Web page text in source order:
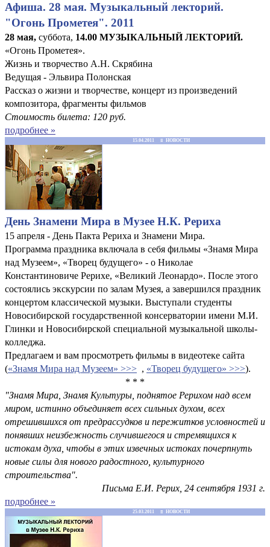
Афиша. 28 мая. Музыкальный лекторий.
"Огонь Прометея". 2011
28 мая, суббота, 14.00 МУЗЫКАЛЬНЫЙ ЛЕКТОРИЙ.
«Огонь Прометея».
Жизнь и творчество А.Н. Скрябина
Ведущая - Эльвира Полонская
Рассказ о жизни и творчестве, концерт из произведений
композитора, фрагменты фильмов
Стоимость билета: 120 руб.
подробнее »
15.04.2011 ≡ НОВОСТИ
День Знамени Мира в Музее Н.К. Рериха
15 апреля - День Пакта Рериха и Знамени Мира.
Программа праздника включала в себя фильмы «Знамя Мира
над Музеем», «Творец будущего» - о Николае
Константиновиче Рерихе, «Великий Леонардо». После этого
состоялись экскурсии по залам Музея, а завершился праздник
концертом классической музыки. Выступали студенты
Новосибирской государственной консерватории имени М.И.
Глинки и Новосибирской специальной музыкальной школы-
колледжа.
Предлагаем и вам просмотреть фильмы в видеотеке сайта
(«Знамя Мира над Музеем» >>> , «Творец будущего» >>>).
* * *
"Знамя Мира, Знамя Культуры, поднятое Рерихом над всем
миром, истинно объединяет всех сильных духом, всех
отрешившихся от предрассудков и пережитков условностей и
понявших неизбежность случившегося и стремящихся к
истокам духа, чтобы в этих извечных истоках почерпнуть
новые силы для нового радостного, культурного
строительства".
Письма Е.И. Рерих, 24 сентября 1931 г.
подробнее »
25.03.2011 ≡ НОВОСТИ